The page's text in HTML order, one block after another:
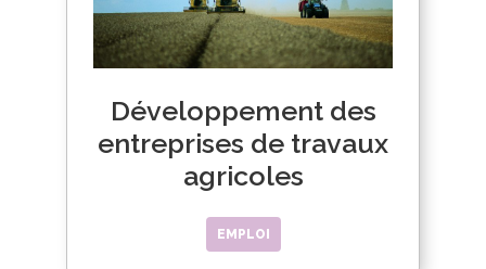
Développement des
entreprises de travaux
agricoles
EMPLOI